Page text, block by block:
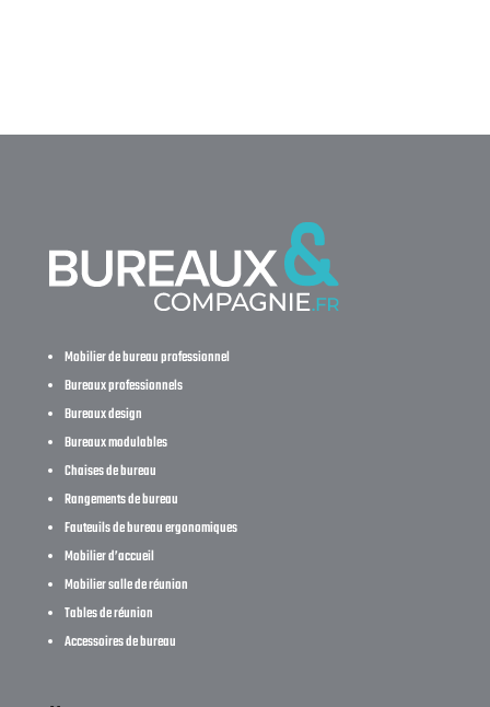
Mobilier de bureau professionnel
Bureaux professionnels
Bureaux design
Bureaux modulables
Chaises de bureau
Rangements de bureau
Fauteuils de bureau ergonomiques
Mobilier d’accueil
Mobilier salle de réunion
Tables de réunion
Accessoires de bureau